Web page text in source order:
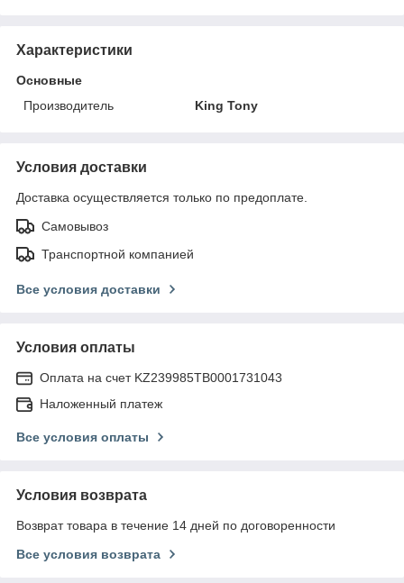
Характеристики
Основные
Производитель
King Tony
Условия доставки
Доставка осуществляется только по предоплате.
Самовывоз
Транспортной компанией
Все условия доставки
Условия оплаты
Оплата на счет KZ239985TB0001731043
Наложенный платеж
Все условия оплаты
Условия возврата
Возврат товара в течение 14 дней по договоренности
Все условия возврата